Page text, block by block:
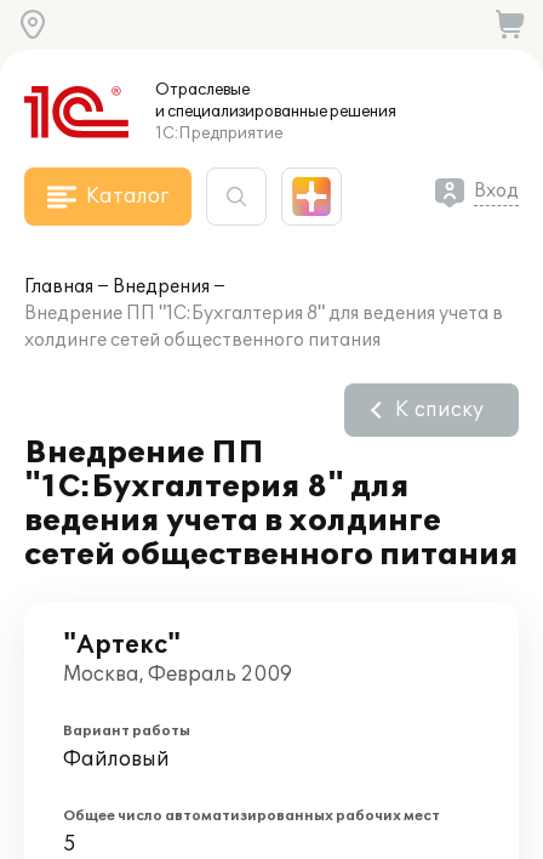
Отраслевые
и специализированныерешения
1С:Предприятие
Каталог Вход
Главная
Внедрения
Внедрение ПП "1С:Бухгалтерия 8" для ведения учета в
холдинге сетей общественного питания
Внедрение ПП
"1С:Бухгалтерия 8" для
ведения учета в холдинге
сетей общественного питания
К списку
"Артекс"
Москва, Февраль 2009
Вариант работы
Файловый
Общее число автоматизированных рабочих мест
5